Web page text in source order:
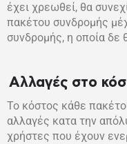
έχει χρεωθεί, θα
πακέτου συνδρομής
συνδρομής, η οποία δε
Αλλαγές στο
Το κόστος κάθε
αλλαγές κατα την
χρήστες που έχουν